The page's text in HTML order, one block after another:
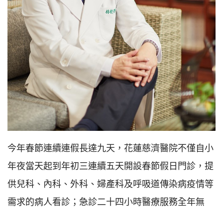
今年春節連續連假長達九天，花蓮慈濟醫院不僅自小
年夜當天起到年初三連續五天開設春節假日門診，提
供兒科、內科、外科、婦產科及呼吸道傳染病疫情等
需求的病人看診；急診二十四小時醫療服務全年無